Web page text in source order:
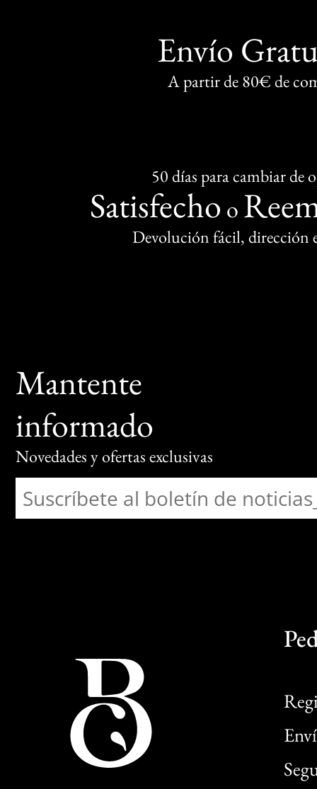
Envío
A partir de 80€ de
50 días para cambiar de
Satisfecho o
Devolución fácil, dirección
Mantente
informado
Novedades y ofertas exclusivas